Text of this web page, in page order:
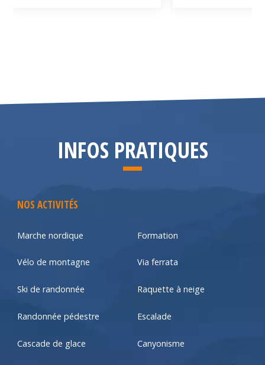
INFOS PRATIQUES
NOS ACTIVITÉS
Marche nordique Formation
Vélo de montagne Via ferrata
Ski de randonnée Raquette à neige
Randonnée pédestre Escalade
Cascade de glace Canyonisme